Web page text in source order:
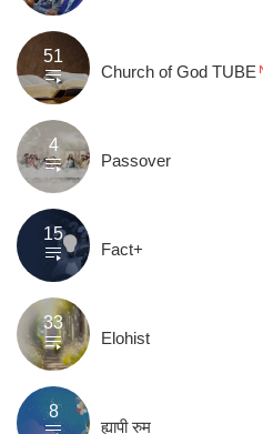
51
Church of God TUBE
4
Passover
15
Fact+
33
Elohist
8
ह्यापी रुम